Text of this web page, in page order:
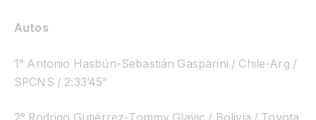
Autos
1° Antonio Hasbún-Sebastián Gasparini / Chile-Arg /
SPCNS / 2:33’45”